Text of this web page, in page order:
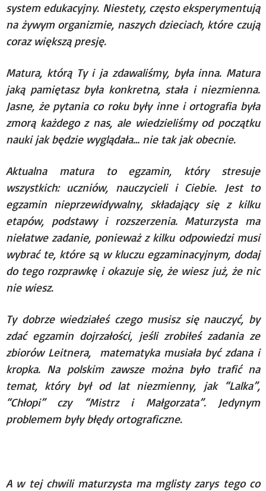
system edukacyjny. Niestety, często eksperymentują
na żywym organizmie, naszych dzieciach, które czują
coraz większą presję.
Matura, którą Ty i ja zdawaliśmy, była inna. Matura
jaką pamiętasz była konkretna, stała i niezmienna.
Jasne, że pytania co roku były inne i ortografia była
zmorą każdego z nas, ale wiedzieliśmy od początku
nauki jak będzie wyglądała… nie tak jak obecnie.
Aktualna matura to egzamin, który stresuje
wszystkich: uczniów, nauczycieli i Ciebie. Jest to
egzamin nieprzewidywalny, składający się z kilku
etapów, podstawy i rozszerzenia. Maturzysta ma
niełatwe zadanie, ponieważ z kilku odpowiedzi musi
wybrać te, które są w kluczu egzaminacyjnym, dodaj
do tego rozprawkę i okazuje się, że wiesz już, że nic
nie wiesz.
Ty dobrze wiedziałeś czego musisz się nauczyć, by
zdać egzamin dojrzałości, jeśli zrobiłeś zadania ze
zbiorów Leitnera, matematyka musiała być zdana i
kropka. Na polskim zawsze można było trafić na
temat, który był od lat niezmienny, jak “Lalka”,
“Chłopi” czy “Mistrz i Małgorzata”. Jedynym
problemem były błędy ortograficzne.
A w tej chwili maturzysta ma mglisty zarys tego co